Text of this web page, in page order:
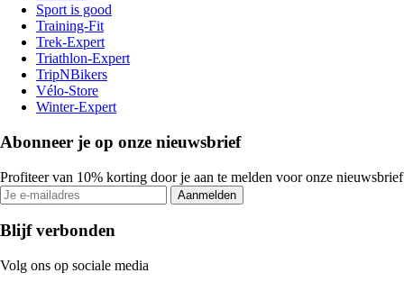
Sport is good
Training-Fit
Trek-Expert
Triathlon-Expert
TripNBikers
Vélo-Store
Winter-Expert
Abonneer je op onze nieuwsbrief
Profiteer van 10% korting door je aan te melden voor onze nieuwsbrief
Aanmelden
Blijf verbonden
Volg ons op sociale media